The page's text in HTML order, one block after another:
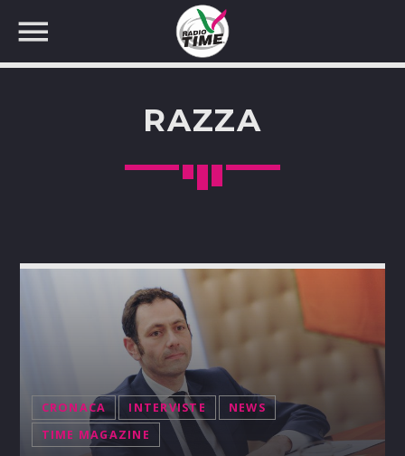
RAZZA
CRONACA INTERVISTE
NEWS
TIME MAGAZINE